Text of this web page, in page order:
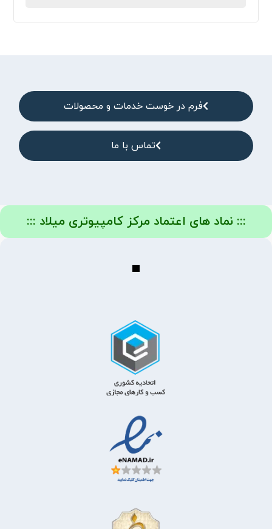
فرم در خوست خدمات و محصولات
تماس با ما
::: نماد های اعتماد مرکز کامپیوتری میلاد :::